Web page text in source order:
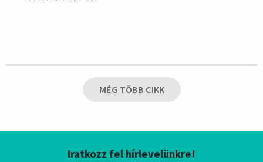
MÉG TÖBB CIKK
Iratkozz fel hírlevelünkre!